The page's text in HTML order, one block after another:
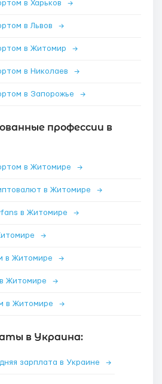
в Харьков →
в Львов →
в Житомир →
в Николаев →
в Запорожье →
профессии в
в Житомире →
в Житомире →
в Житомире →
→
в Житомире →
Житомире →
в Житомире →
в Украина:
зарплата в Украине →